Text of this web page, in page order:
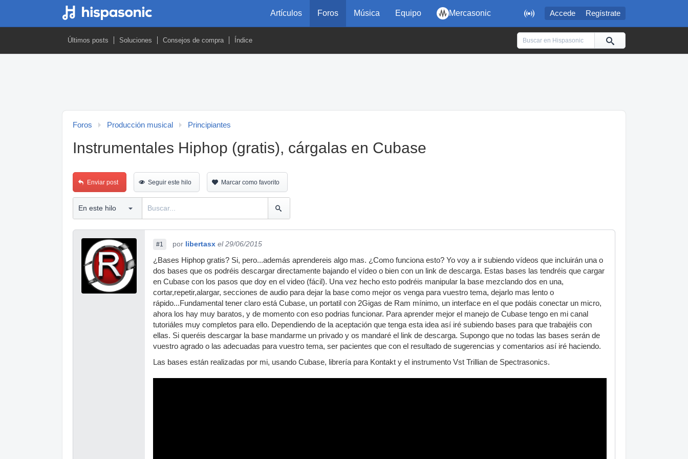
 Accede Regístrate
Artículos Foros Música Equipo Mercasonic
Últimos posts Soluciones Consejos de compra Índice
Foros Producción musical Principiantes
Instrumentales Hiphop (gratis), cárgalas en Cubase
Enviar post Seguir este hilo Marcar como favorito
#1 por libertasx el 29/06/2015
¿Bases Hiphop gratis? Si, pero...además aprendereis algo mas. ¿Como funciona esto? Yo voy a ir subiendo vídeos que incluirán una o
dos bases que os podréis descargar directamente bajando el vídeo o bien con un link de descarga. Estas bases las tendréis que cargar
en Cubase con los pasos que doy en el video (fácil). Una vez hecho esto podréis manipular la base mezclando dos en una,
cortar,repetir,alargar, secciones de audio para dejar la base como mejor os venga para vuestro tema, dejarlo mas lento o
rápido...Fundamental tener claro está Cubase, un portatil con 2Gigas de Ram mínimo, un interface en el que podáis conectar un micro,
ahora los hay muy baratos, y de momento con eso podrias funcionar. Para aprender mejor el manejo de Cubase tengo en mi canal
tutoriáles muy completos para ello. Dependiendo de la aceptación que tenga esta idea así iré subiendo bases para que trabajéis con
ellas. Si queréis descargar la base mandarme un privado y os mandaré el link de descarga. Supongo que no todas las bases serán de
vuestro agrado o las adecuadas para vuestro tema, ser pacientes que con el resultado de sugerencias y comentarios así iré haciendo.
Las bases están realizadas por mi, usando Cubase, librería para Kontakt y el instrumento Vst Trillian de Spectrasonics.